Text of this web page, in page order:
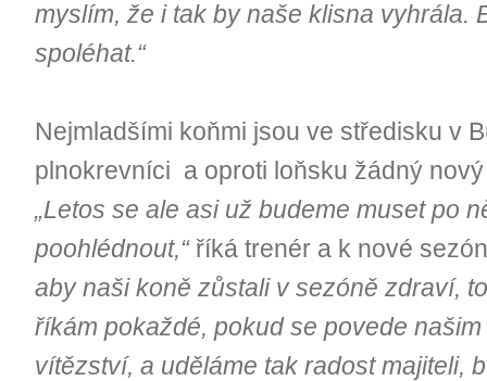
myslím, že i tak by naše klisna vyhrála.
spoléhat.“
Nejmladšími koňmi jsou ve středisku v
plnokrevníci a oproti loňsku žádný
„Letos se ale asi už budeme muset po
poohlédnout,“říká trenér a k nové
aby naši koně zůstali v sezóně zdraví,
říkám pokaždé, pokud se povede
vítězství, a uděláme tak radost majiteli,